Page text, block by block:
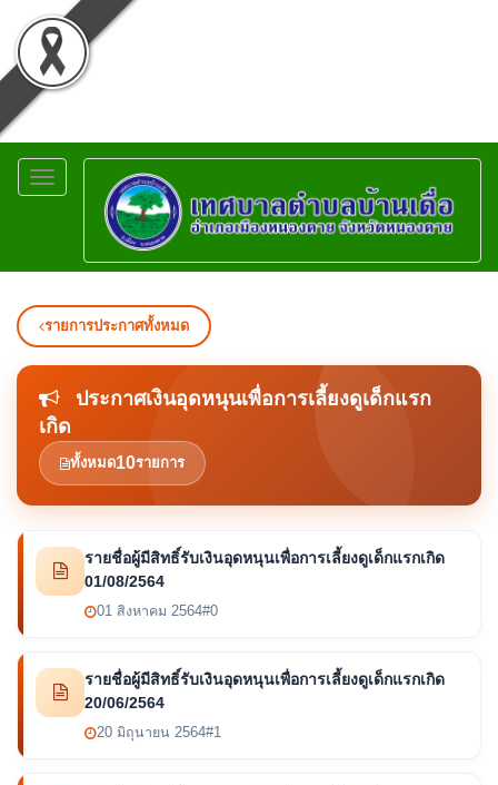
Toggle
navigation
รายการประกาศทั้งหมด
ประกาศเงินอุดหนุนเพื่อการเลี้ยงดูเด็กแรก
เกิด
ทั้งหมด10รายการ
รายชื่อผู้มีสิทธิ์รับเงินอุดหนุนเพื่อการเลี้ยงดูเด็กแรกเกิด
01/08/2564
01 สิงหาคม 2564#0
รายชื่อผู้มีสิทธิ์รับเงินอุดหนุนเพื่อการเลี้ยงดูเด็กแรกเกิด
20/06/2564
20 มิถุนายน 2564#1